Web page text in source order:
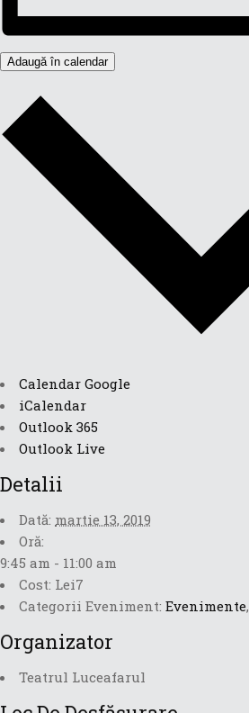
Adaugă în calendar
Calendar Google
iCalendar
Outlook 365
Outlook Live
Detalii
Dată: martie 13, 2019
Oră:
9:45 am - 11:00 am
Cost: Lei7
Categorii Eveniment: Evenimente,
Organizator
Teatrul Luceafarul